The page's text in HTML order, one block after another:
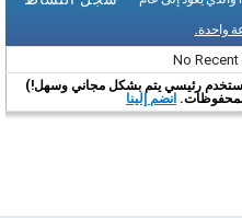
واحدة.
No
رئيسي يتم بشكل مجاني وسهل!)
انضم إلينا